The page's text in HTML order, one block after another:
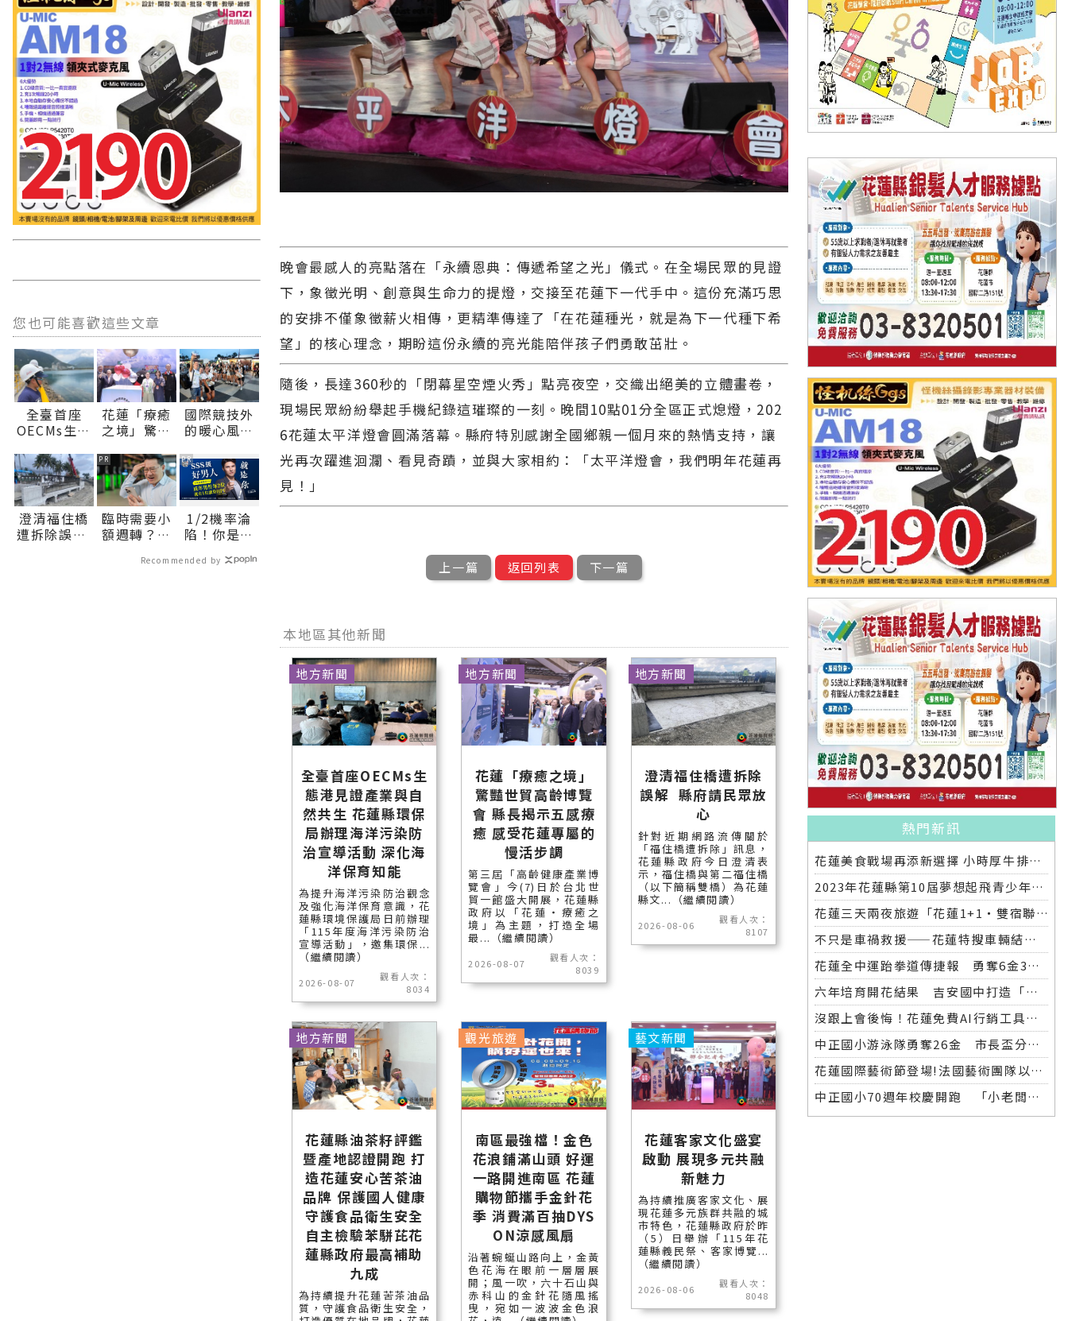
您也可能喜歡這些文章
全臺首座
OECMs生態
與自然共生
花蓮縣環保
局辦理海洋
污染防治宣
導活動 深化
海洋保育知
花蓮「療癒
之境」驚豔
覽會 縣長揭
示五感療癒
感受花蓮專
屬的慢活步
調∣花蓮新
聞網官方網
站各類新聞
國際競技外
的暖心風景
文化織就
ICG 精彩花
絮∣花蓮新
聞網官方網
站各類新聞
－最快速的
今日新聞報
澄清福住橋
遭拆除誤解
臨時需要小
額週轉？上
找人幫！資
PR
1/2機率淪
陷！你是好
男？關鍵在
PR
Recommended by
晚會最感人的亮點落在「永續恩典：傳遞希望之光」儀式。在全場民眾的見證
下，象徵光明、創意與生命力的提燈，交接至花蓮下一代手中。這份充滿巧思
的安排不僅象徵薪火相傳，更精準傳達了「在花蓮種光，就是為下一代種下希
望」的核心理念，期盼這份永續的亮光能陪伴孩子們勇敢茁壯。
隨後，長達360秒的「閉幕星空煙火秀」點亮夜空，交織出絕美的立體畫卷，
現場民眾紛紛舉起手機紀錄這璀璨的一刻。晚間10點01分全區正式熄燈，202
6花蓮太平洋燈會圓滿落幕。縣府特別感謝全國鄉親一個月來的熱情支持，讓
光再次躍進洄瀾、看見奇蹟，並與大家相約：「太平洋燈會，我們明年花蓮再
見！」
上一篇 返回列表 下一篇
本地區其他新聞
全臺首座OECMs生
態港見證產業與自
然共生 花蓮縣環保
局辦理海洋污染防
治宣導活動 深化海
洋保育知能
為提升海洋污染防治觀念
及強化海洋保育意識，花
蓮縣環境保護局日前辦理
「115年度海洋污染防治
宣導活動」，邀集環保...
（繼續閱讀）
2026-08-07
觀看人次：
8034
地方新聞
花蓮「療癒之境」
驚豔世貿高齡博覽
會 縣長揭示五感療
癒 感受花蓮專屬的
慢活步調
第三屆「高齡健康產業博
覽會」今(7)日於台北世
貿一館盛大開展，花蓮縣
政府以「花蓮‧療癒之
境」為主題，打造全場
最...（繼續閱讀）
2026-08-07
觀看人次：
8039
地方新聞
澄清福住橋遭拆除
誤解 縣府請民眾放
心
針對近期網路流傳關於
「福住橋遭拆除」訊息，
花蓮縣政府今日澄清表
示，福住橋與第二福住橋
（以下簡稱雙橋）為花蓮
縣文...（繼續閱讀）
2026-08-06
觀看人次：
8107
地方新聞
花蓮縣油茶籽評鑑
暨產地認證開跑 打
造花蓮安心苦茶油
品牌 保護國人健康
守護食品衛生安全
自主檢驗苯駢芘花
蓮縣政府最高補助
九成
為持續提升花蓮苦茶油品
質，守護食品衛生安全，
地方新聞
南區最強檔！金色
花浪鋪滿山頭 好運
一路開進南區 花蓮
購物節攜手金針花
季 消費滿百抽DYS
ON涼感風扇
沿著蜿蜒山路向上，金黃
色花海在眼前一層層展
開；風一吹，六十石山與
赤科山的金針花隨風搖
曳，宛如一波波金色浪
觀光旅遊
花蓮客家文化盛宴
啟動 展現多元共融
新魅力
為持續推廣客家文化、展
現花蓮多元族群共融的城
市特色，花蓮縣政府於昨
（5）日舉辦「115年花
蓮縣義民祭、客家博覽...
（繼續閱讀）
2026-08-06
觀看人次：
8048
藝文新聞
熱門新訊
花蓮美食戰場再添新選擇 小時厚牛排花蓮店明開幕
2023年花蓮縣第10屆夢想起飛青少年發明展 自強國中拿下第一名與第二名
花蓮三天兩夜旅遊「花蓮1+1‧雙宿聯名住房專案」好評加碼 即日起延長至2025年底
不只是車禍救援——花蓮特搜車輛結合繩索救援訓練
花蓮全中運跆拳道傳捷報 勇奪6金3銀 各校表現亮眼
六年培育開花結果 吉安國中打造「微笑美男」全中運金牌
沒跟上會後悔！花蓮免費AI行銷工具開放體驗，花蓮20+商家已完成第一波登記！
中正國小游泳隊勇奪26金 市長盃分齡游泳錦標賽再創佳績
花蓮國際藝術節登場!法國藝術團隊以巨型木偶掀起夜間藝術盛宴
中正國小70週年校慶開跑 「小老闆大市集」實踐學習傳遞愛